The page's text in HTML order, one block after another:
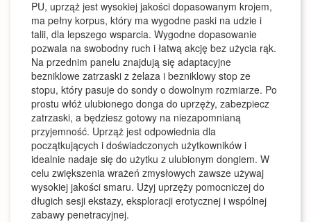
PU, uprząż jest wysokiej jakości dopasowanym krojem,
ma pełny korpus, który ma wygodne paski na udzie i
talii, dla lepszego wsparcia. Wygodne dopasowanie
pozwala na swobodny ruch i łatwą akcję bez użycia rąk.
Na przednim panelu znajdują się adaptacyjne
bezniklowe zatrzaski z żelaza i bezniklowy stop ze
stopu, który pasuje do sondy o dowolnym rozmiarze. Po
prostu włóż ulubionego donga do uprzęży, zabezpiecz
zatrzaski, a będziesz gotowy na niezapomnianą
przyjemność. Uprząż jest odpowiednia dla
początkujących i doświadczonych użytkowników i
idealnie nadaje się do użytku z ulubionym dongiem. W
celu zwiększenia wrażeń zmysłowych zawsze używaj
wysokiej jakości smaru. Użyj uprzęży pomocniczej do
długich sesji ekstazy, eksploracji erotycznej i wspólnej
zabawy penetracyjnej.